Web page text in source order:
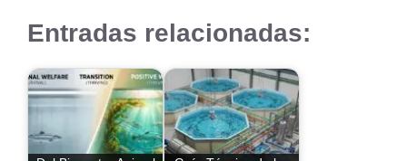
Entradas relacionadas: